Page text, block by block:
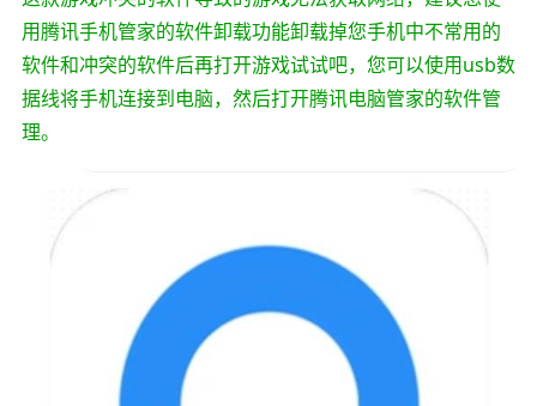
用腾讯手机管家的软件卸载功能卸载掉您手机中不常用的
软件和冲突的软件后再打开游戏试试吧，您可以使用usb数
据线将手机连接到电脑，然后打开腾讯电脑管家的软件管
理。